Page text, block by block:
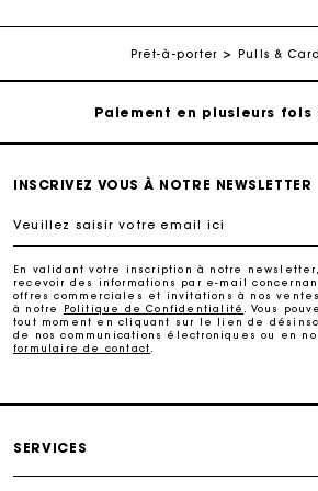
Prêt-à-porter Pulls &
Livraison à domicile offerte
Carte Cadeau Maje : la
cadeau parfait
Livraison à domicile offerte
INSCRIVEZ VOUS À NOTRE NEWSLETTER
Veuillez saisir votre email ici
En validant votre inscription à notre
recevoir des informations par e-mail
offres commerciales et invitations à nos
à notre
Politique de Confidentialité
. Vous
tout moment en cliquant sur le lien de
de nos communications électroniques ou en
formulaire de contact
SERVICES